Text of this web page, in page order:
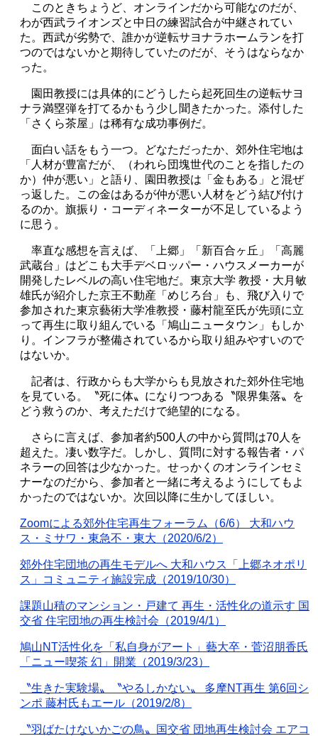
このときちょうど、オンラインだから可能なのだが、
わが西武ライオンズと中日の練習試合が中継されてい
た。西武が劣勢で、誰かが逆転サヨナラホームランを打
つのではないかと期待していたのだが、そうはならなか
った。
園田教授には具体的にどうしたら起死回生の逆転サヨ
ナラ満塁弾を打てるかもう少し聞きたかった。添付した
「さくら茶屋」は稀有な成功事例だ。
面白い話をもう一つ。どなただったか、郊外住宅地は
「人材が豊富だが、（われら団塊世代のことを指したの
か）仲が悪い」と語り、園田教授は「金もある」と混ぜ
っ返した。この金はあるが仲が悪い人材をどう結び付け
るのか。旗振り・コーディネーターが不足しているよう
に思う。
率直な感想を言えば、「上郷」「新百合ヶ丘」「高麗
武蔵台」はどこも大手デベロッパー・ハウスメーカーが
開発したレベルの高い住宅地だ。 東京大学 教授・大月敏
雄氏が紹介した京王不動産「めじろ台」も、 飛び入りで
参加された東京藝術大学准教授・藤村龍至氏が先頭に立
って再生に取り組んでいる「鳩山ニュータウン」もしか
り。インフラが整備されているから取り組みやすいので
はないか。
記者は、行政からも大学からも見放された郊外住宅地
を見ている。〝死に体〟になりつつある〝限界集落〟を
どう救うのか、考えただけで絶望的になる。
さらに言えば、参加者約500人の中から質問は70人を
超えた。凄い数字だ。しかし、質問に対する報告者・パ
ネラーの回答は少なかった。せっかくのオンラインセミ
ナーなのだから、参加者と一緒に考えるようにしてもよ
かったのではないか。次回以降に生かしてほしい。
Zoomによる郊外住宅再生フォーラム（6/6） 大和ハウ
ス・ミサワ・東急不・東大（2020/6/2）
郊外住宅団地の再生モデルへ 大和ハウス「上郷ネオポリ
ス」コミュニティ施設完成（2019/10/30）
課題山積のマンション・戸建て 再生・活性化の道示す 国
交省 住宅団地の再生検討会（2019/4/1）
鳩山NT活性化を「私自身がアート」藝大卒・菅沼朋香氏
「ニュー喫茶 幻」開業（2019/3/23）
〝生きた実験場〟〝やるしかない〟 多摩NT再生 第6回シ
ンポ 藤村氏もエール（2019/2/8）
〝羽ばたけないかごの鳥〟国交省 団地再生検討会 エアコ